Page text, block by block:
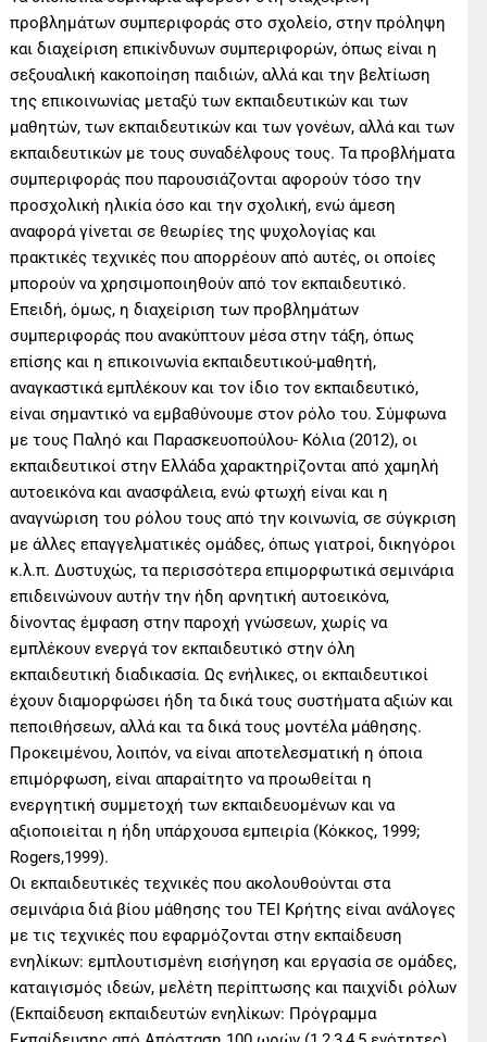
προβλημάτων συμπεριφοράς στο σχολείο, στην πρόληψη
και διαχείριση επικίνδυνων συμπεριφορών, όπως είναι η
σεξουαλική κακοποίηση παιδιών, αλλά και την βελτίωση
της επικοινωνίας μεταξύ των εκπαιδευτικών και των
μαθητών, των εκπαιδευτικών και των γονέων, αλλά και των
εκπαιδευτικών με τους συναδέλφους τους. Τα προβλήματα
συμπεριφοράς που παρουσιάζονται αφορούν τόσο την
προσχολική ηλικία όσο και την σχολική, ενώ άμεση
αναφορά γίνεται σε θεωρίες της ψυχολογίας και
πρακτικές τεχνικές που απορρέουν από αυτές, οι οποίες
μπορούν να χρησιμοποιηθούν από τον εκπαιδευτικό.
Επειδή, όμως, η διαχείριση των προβλημάτων
συμπεριφοράς που ανακύπτουν μέσα στην τάξη, όπως
επίσης και η επικοινωνία εκπαιδευτικού-μαθητή,
αναγκαστικά εμπλέκουν και τον ίδιο τον εκπαιδευτικό,
είναι σημαντικό να εμβαθύνουμε στον ρόλο του. Σύμφωνα
με τους Παληό και Παρασκευοπούλου- Κόλια (2012), οι
εκπαιδευτικοί στην Ελλάδα χαρακτηρίζονται από χαμηλή
αυτοεικόνα και ανασφάλεια, ενώ φτωχή είναι και η
αναγνώριση του ρόλου τους από την κοινωνία, σε σύγκριση
με άλλες επαγγελματικές ομάδες, όπως γιατροί, δικηγόροι
κ.λ.π. Δυστυχώς, τα περισσότερα επιμορφωτικά σεμινάρια
επιδεινώνουν αυτήν την ήδη αρνητική αυτοεικόνα,
δίνοντας έμφαση στην παροχή γνώσεων, χωρίς να
εμπλέκουν ενεργά τον εκπαιδευτικό στην όλη
εκπαιδευτική διαδικασία. Ως ενήλικες, οι εκπαιδευτικοί
έχουν διαμορφώσει ήδη τα δικά τους συστήματα αξιών και
πεποιθήσεων, αλλά και τα δικά τους μοντέλα μάθησης.
Προκειμένου, λοιπόν, να είναι αποτελεσματική η όποια
επιμόρφωση, είναι απαραίτητο να προωθείται η
ενεργητική συμμετοχή των εκπαιδευομένων και να
αξιοποιείται η ήδη υπάρχουσα εμπειρία (Κόκκος, 1999;
Rogers,1999).
Οι εκπαιδευτικές τεχνικές που ακολουθούνται στα
σεμινάρια διά βίου μάθησης του ΤΕΙ Κρήτης είναι ανάλογες
με τις τεχνικές που εφαρμόζονται στην εκπαίδευση
ενηλίκων: εμπλουτισμένη εισήγηση και εργασία σε ομάδες,
καταιγισμός ιδεών, μελέτη περίπτωσης και παιχνίδι ρόλων
(Εκπαίδευση εκπαιδευτών ενηλίκων: Πρόγραμμα